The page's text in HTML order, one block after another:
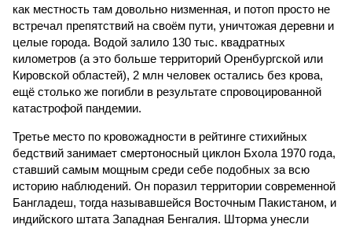
как местность там довольно низменная, и потоп просто не
встречал препятствий на своём пути, уничтожая деревни и
целые города. Водой залило 130 тыс. квадратных
километров (а это больше территорий Оренбургской или
Кировской областей), 2 млн человек остались без крова,
ещё столько же погибли в результате спровоцированной
катастрофой пандемии.
Третье место по кровожадности в рейтинге стихийных
бедствий занимает смертоносный циклон Бхола 1970 года,
ставший самым мощным среди себе подобных за всю
историю наблюдений. Он поразил территории современной
Бангладеш, тогда называвшейся Восточным Пакистаном, и
индийского штата Западная Бенгалия. Шторма унесли